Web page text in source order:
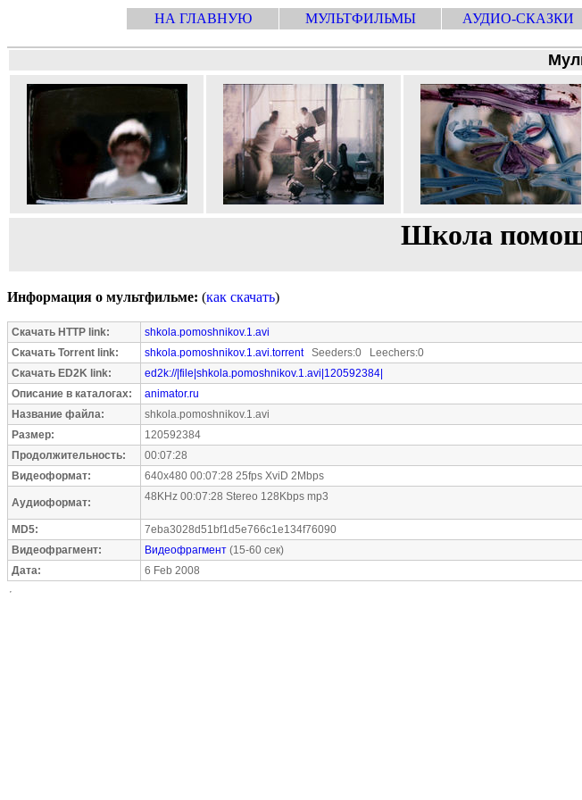
НА ГЛАВНУЮ МУЛЬТФИЛЬМЫ АУДИО-СКАЗКИ
Школа
Информация о мультфильме: (как скачать)
Скачать HTTP link:
shkola.pomoshnikov.1.avi
Скачать Torrent link:
shkola.pomoshnikov.1.avi.torrentSeeders:0 Leechers:0
Скачать ED2K link:
ed2k://|file|shkola.pomoshnikov.1.avi|120592384|
Описание в каталогах:
animator.ru
Название файла:
shkola.pomoshnikov.1.avi
Размер:
120592384
Продолжительность:
00:07:28
Видеоформат:
640x480 00:07:28 25fps XviD 2Mbps
Аудиоформат: 48KHz 00:07:28 Stereo 128Kbps mp3
MD5:
7eba3028d51bf1d5e766c1e134f76090
Видеофрагмент:
Видеофрагмент (15-60 сек)
Дата:
6 Feb 2008